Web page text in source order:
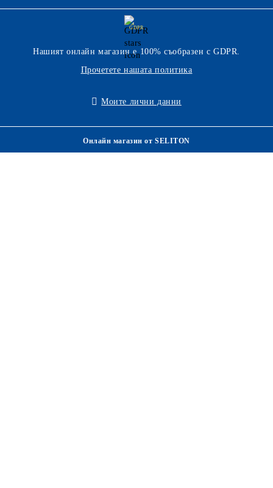
GDPR
Нашият онлайн магазин е 100% съобразен с GDPR.
Прочетете нашата политика
Моите лични данни
Онлайн магазин от SELITON